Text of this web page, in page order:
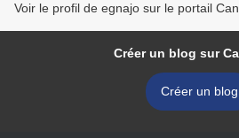
Voir le profil de egnajo sur le portail
Créer un blog sur
Créer un blog